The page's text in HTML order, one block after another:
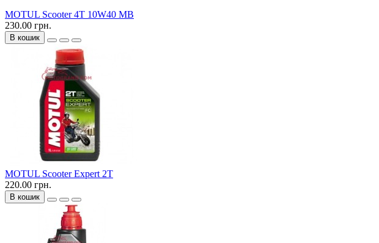
MOTUL Scooter 4T 10W40 MB
230.00 грн.
В кошик
MOTUL Scooter Expert 2T
220.00 грн.
В кошик